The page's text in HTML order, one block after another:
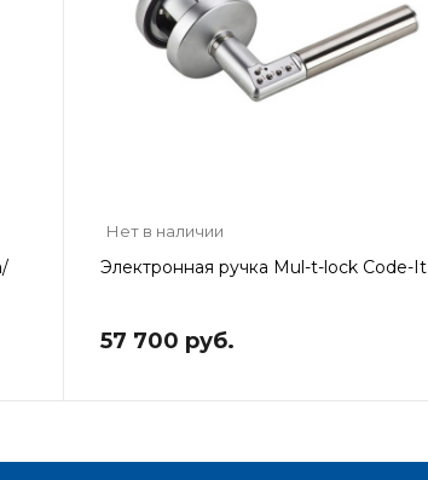
Нет в наличии
Электронная ручка Mul-t-lock Code-It
57 700 руб.